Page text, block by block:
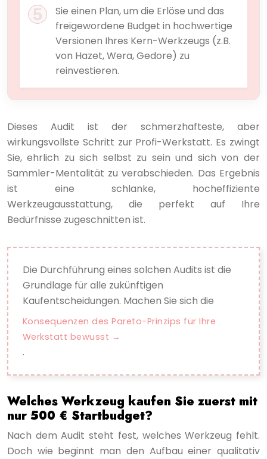
Sie einen Plan, um die Erlöse und das
freigewordene Budget in hochwertige
Versionen Ihres Kern-Werkzeugs (z.B.
von Hazet, Wera, Gedore) zu
reinvestieren.
Dieses Audit ist der schmerzhafteste, aber
wirkungsvollste Schritt zur Profi-Werkstatt. Es zwingt
Sie, ehrlich zu sich selbst zu sein und sich von der
Sammler-Mentalität zu verabschieden. Das Ergebnis
ist eine schlanke, hocheffiziente
Werkzeugausstattung, die perfekt auf Ihre
Bedürfnisse zugeschnitten ist.
Die Durchführung eines solchen Audits ist die
Grundlage für alle zukünftigen
Kaufentscheidungen. Machen Sie sich die
Konsequenzen des Pareto-Prinzips für Ihre
Werkstatt bewusst
.
Welches Werkzeug kaufen Sie zuerst mit
nur 500 € Startbudget?
Nach dem Audit steht fest, welches Werkzeug fehlt.
Doch wie beginnt man den Aufbau einer qualitativ